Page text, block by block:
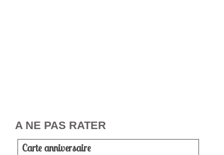
A NE PAS RATER
Carte anniversaire